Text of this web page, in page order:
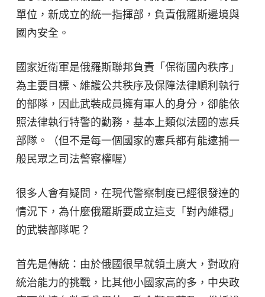
單位，新成立的統一指揮部，負責俄羅斯邊境與
國內安全。
國家近衛軍是俄羅斯聯邦負責「保衛國內秩序」
為主要目標、維護公共秩序及保障法律順利執行
的部隊，因此武裝成員擁有軍人的身分，卻能依
照法律執行特警的勤務，基本上類似法國的憲兵
部隊。（但不是每一個國家的憲兵都有能逮捕一
般民眾之司法警察權喔）
很多人會有疑問，在現代警察制度已經很發達的
情況下，為什麼俄羅斯要成立這支「對內維穩」
的武裝部隊呢？
首先是傳統：由於俄國很早就領土廣大，對政府
統治能力的挑戰，比其他小國家高的多，中央政